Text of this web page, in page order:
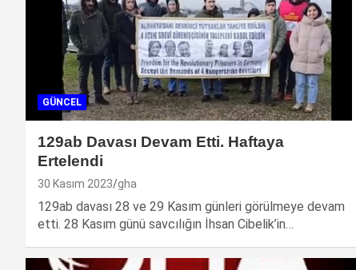
GÜNCEL
129ab Davası Devam Etti. Haftaya
Ertelendi
30 Kasım 2023 gha
129ab davası 28 ve 29 Kasım günleri görülmeye devam
etti. 28 Kasım günü savcılığın İhsan Cibelik’in…